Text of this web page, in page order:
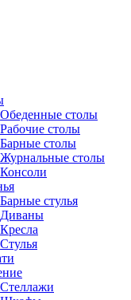
Обеденные столы
Рабочие столы
Барные столы
Журнальные столы
Консоли
Барные стулья
Диваны
Кресла
Стулья
Стеллажи